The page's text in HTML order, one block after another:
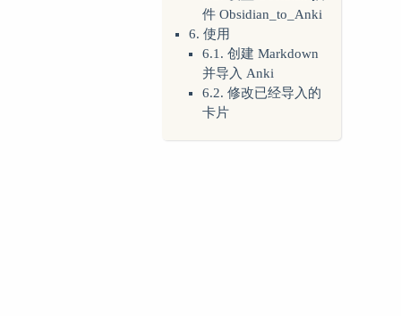
件 Obsidian_to_Anki
6. 使用
6.1. 创建 Markdown
并导入 Anki
6.2. 修改已经导入的
卡片